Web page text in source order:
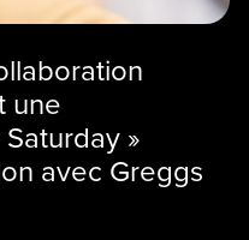
une
»
avec Greggs